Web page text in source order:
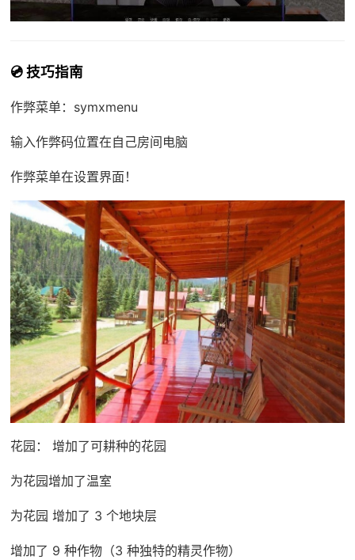
💿 技巧指南
作弊菜单：symxmenu
输入作弊码位置在自己房间电脑
作弊菜单在设置界面！
花园： 增加了可耕种的花园
为花园增加了温室
为花园 增加了 3 个地块层
增加了 9 种作物（3 种独特的精灵作物）